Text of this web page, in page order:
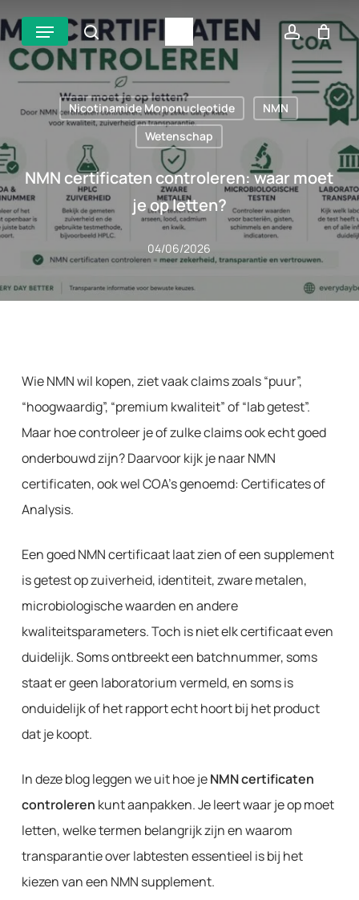
naar
hoofdinhoud
zoek account
Menu
Nicotinamide Mononucleotide
NMN
Wetenschap
NMN certificaten controleren: waar moet
je op letten?
04/06/2026
Wie NMN wil kopen, ziet vaak claims zoals “puur”,
“hoogwaardig”, “premium kwaliteit” of “lab getest”.
Maar hoe controleer je of zulke claims ook echt goed
onderbouwd zijn? Daarvoor kijk je naar NMN
certificaten, ook wel COA’s genoemd: Certificates of
Analysis.
Een goed NMN certificaat laat zien of een supplement
is getest op zuiverheid, identiteit, zware metalen,
microbiologische waarden en andere
kwaliteitsparameters. Toch is niet elk certificaat even
duidelijk. Soms ontbreekt een batchnummer, soms
staat er geen laboratorium vermeld, en soms is
onduidelijk of het rapport echt hoort bij het product
dat je koopt.
In deze blog leggen we uit hoe jeNMN certificaten
controleren kunt aanpakken. Je leert waar je op moet
letten, welke termen belangrijk zijn en waarom
transparantie over labtesten essentieel is bij het
kiezen van een NMN supplement.